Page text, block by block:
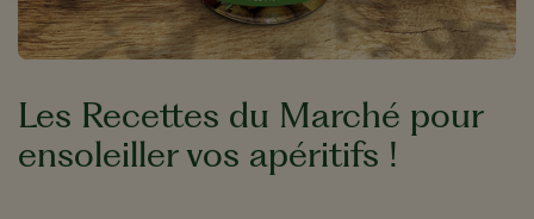
Les Recettes du Marché pour
ensoleiller vos apéritifs !